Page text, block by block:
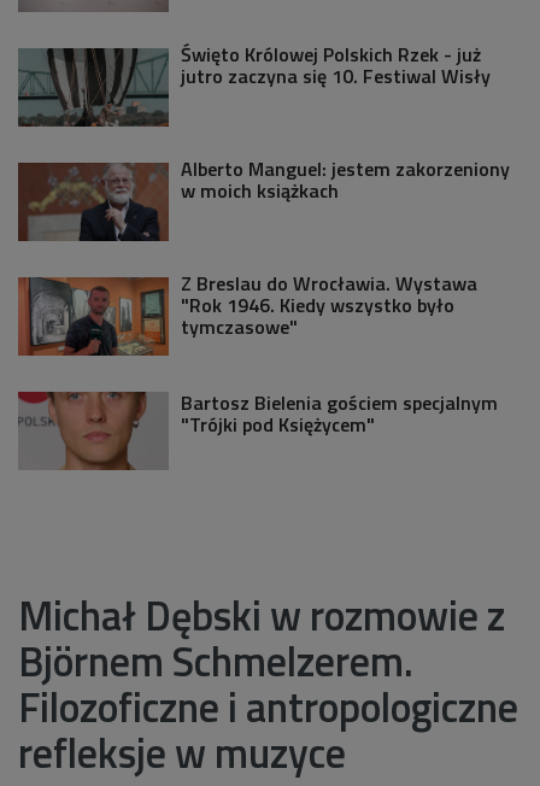
Święto Królowej Polskich Rzek - już
jutro zaczyna się 10. Festiwal Wisły
Alberto Manguel: jestem zakorzeniony
w moich książkach
Z Breslau do Wrocławia. Wystawa
"Rok 1946. Kiedy wszystko było
tymczasowe"
Bartosz Bielenia gościem specjalnym
"Trójki pod Księżycem"
Michał Dębski w rozmowie z
Björnem Schmelzerem.
Filozoficzne i antropologiczne
refleksje w muzyce